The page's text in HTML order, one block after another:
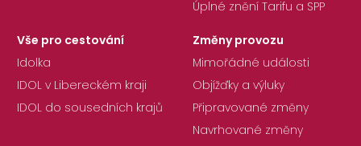
Úplné znění Tarifu a SPP
Vše pro cestování
Idolka
IDOL v Libereckém kraji
IDOL do sousedních krajů
Změny provozu
Mimořádné události
Objížďky a výluky
Připravované změny
Navrhované změny